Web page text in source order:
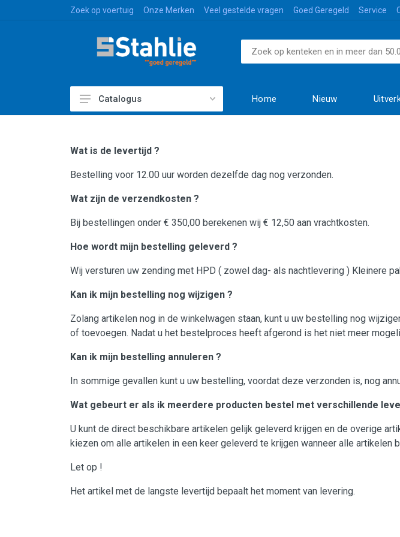
Zoek op voertuig Onze Merken Veel gestelde vragen Goed Geregeld Service
Bagage & Transport
Caravan & Vrije Tijd
Vloeistoffen & Chemie
Werkplaats & Gereedschappen
Wielen & Toebehoren
Catalogus Home Nieuw
Wat is de levertijd ?
Bestelling voor 12.00 uur worden dezelfde dag nog verzonden.
Wat zijn de verzendkosten ?
Bij bestellingen onder € 350,00 berekenen wij € 12,50 aan vrachtkosten.
Hoe wordt mijn bestelling geleverd ?
Wij versturen uw zending met HPD ( zowel dag- als nachtlevering ) Kleinere
Kan ik mijn bestelling nog wijzigen ?
Zolang artikelen nog in de winkelwagen staan, kunt u uw bestelling nog
of toevoegen. Nadat u het bestelproces heeft afgerond is het niet meer
Kan ik mijn bestelling annuleren ?
In sommige gevallen kunt u uw bestelling, voordat deze verzonden is, nog
Wat gebeurt er als ik meerdere producten bestel met verschillende
U kunt de direct beschikbare artikelen gelijk geleverd krijgen en de overige
kiezen om alle artikelen in een keer geleverd te krijgen wanneer alle artikelen
Let op !
Het artikel met de langste levertijd bepaalt het moment van levering.